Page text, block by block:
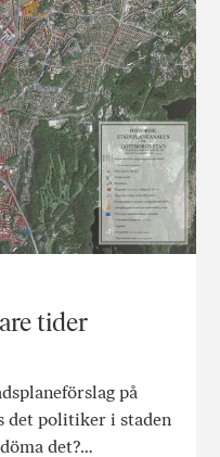
tider
på
det politiker i staden
det?…